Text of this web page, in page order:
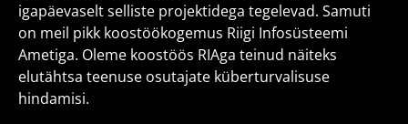
igapäevaselt selliste projektidega tegelevad. Samuti
on meil pikk koostöökogemus Riigi Infosüsteemi
Ametiga. Oleme koostöös RIAga teinud näiteks
elutähtsa teenuse osutajate küberturvalisuse
hindamisi.